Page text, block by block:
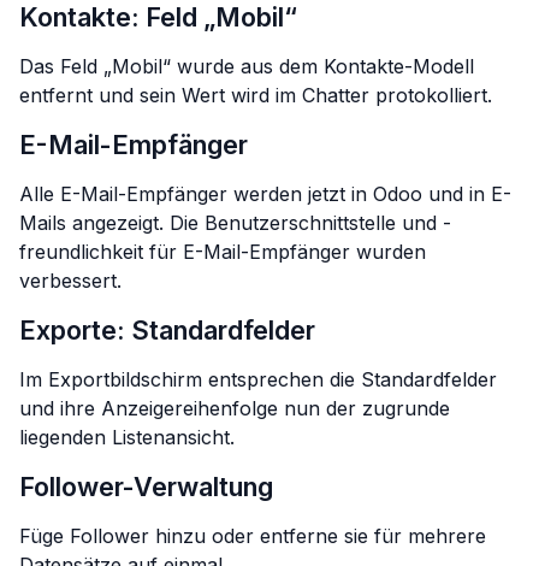
Kontakte: Feld „Mobil“
Das Feld „Mobil“ wurde aus dem Kontakte-Modell
entfernt und sein Wert wird im Chatter protokolliert.
E-Mail-Empfänger
Alle E-Mail-Empfänger werden jetzt in Odoo und in E-
Mails angezeigt. Die Benutzerschnittstelle und -
freundlichkeit für E-Mail-Empfänger wurden
verbessert.
Exporte: Standardfelder
Im Exportbildschirm entsprechen die Standardfelder
und ihre Anzeigereihenfolge nun der zugrunde
liegenden Listenansicht.
Follower-Verwaltung
Füge Follower hinzu oder entferne sie für mehrere